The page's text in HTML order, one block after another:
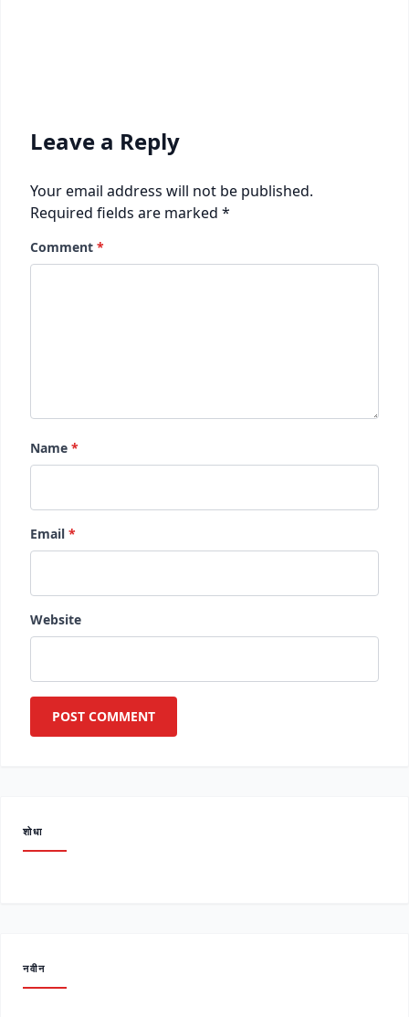
Leave a Reply
Your email address will not be published.
Required fields are marked *
Comment *
Name *
Email *
Website
शोधा
नवीन